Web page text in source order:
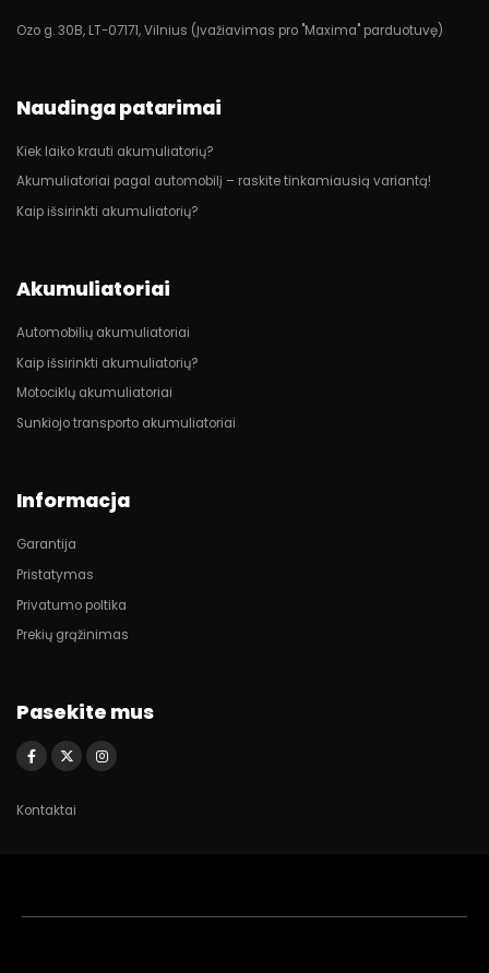
Ozo g. 30B, LT-07171, Vilnius (Įvažiavimas pro "Maxima" parduotuvę)
Naudinga patarimai
Kiek laiko krauti akumuliatorių?
Akumuliatoriai pagal automobilį – raskite tinkamiausią variantą!
Kaip išsirinkti akumuliatorių?
Akumuliatoriai
Automobilių akumuliatoriai
Kaip išsirinkti akumuliatorių?
Motociklų akumuliatoriai
Sunkiojo transporto akumuliatoriai
Informacja
Garantija
Pristatymas
Privatumo poltika
Prekių grąžinimas
Pasekite mus
Kontaktai